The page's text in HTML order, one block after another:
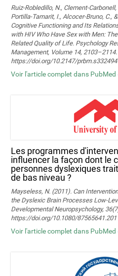
Ruiz-Robledillo, N., Clement-
Portilla-Tamarit, I., Alcocer-Bruno, C.,
Cognitive Functioning and Its
with HIV Who Have Sex with Men:
Related Quality of Life. Psychology
Management, Volume 14, 2103–2114.
https://doi.org/10.2147/prbm.s332494
Voir l'article complet dans PubMed
Les programmes
influencer la façon dont le
personnes dyslexiques
de bas niveau ?
Mayseless, N. (2011). Can
the Dyslexic Brain Processes Low-
Developmental Neuropsychology,
https://doi.org/10.1080/
Voir l'article complet dans PubMed